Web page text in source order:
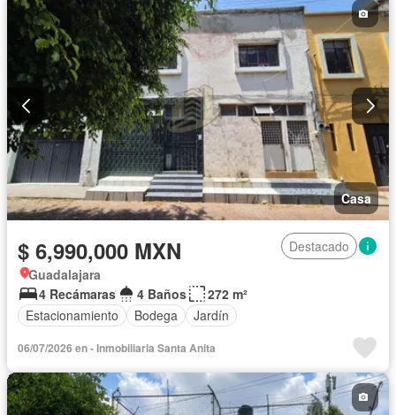
Casa
$ 6,990,000 MXN
Destacado
Guadalajara
4 Recámaras
4 Baños
272 m²
Estacionamiento
Bodega Jardín
06/07/2026 en - Inmobiliaria Santa Anita